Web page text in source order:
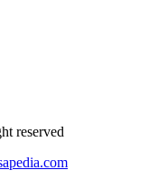
reserved